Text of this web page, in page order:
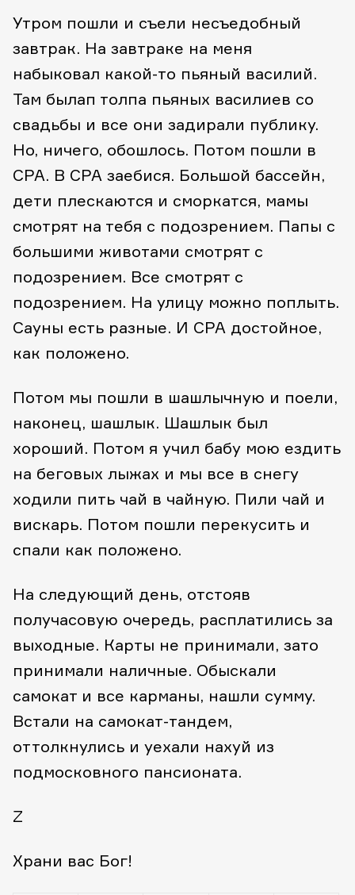
Утром пошли и съели несъедобный
завтрак. На завтраке на меня
набыковал какой-то пьяный василий.
Там былап толпа пьяных василиев со
свадьбы и все они задирали публику.
Но, ничего, обошлось. Потом пошли в
СРА. В СРА заебися. Большой бассейн,
дети плескаются и сморкатся, мамы
смотрят на тебя с подозрением. Папы с
большими животами смотрят с
подозрением. Все смотрят с
подозрением. На улицу можно поплыть.
Сауны есть разные. И СРА достойное,
как положено.
Потом мы пошли в шашлычную и поели,
наконец, шашлык. Шашлык был
хороший. Потом я учил бабу мою ездить
на беговых лыжах и мы все в снегу
ходили пить чай в чайную. Пили чай и
вискарь. Потом пошли перекусить и
спали как положено.
На следующий день, отстояв
получасовую очередь, расплатились за
выходные. Карты не принимали, зато
принимали наличные. Обыскали
самокат и все карманы, нашли сумму.
Встали на самокат-тандем,
оттолкнулись и уехали нахуй из
подмосковного пансионата.
Z
Храни вас Бог!